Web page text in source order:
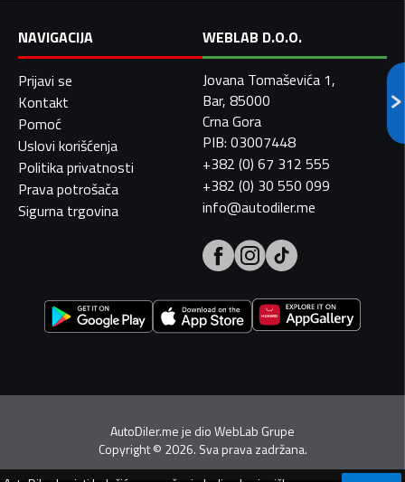
NAVIGACIJA
Prijavi se
Kontakt
Pomoć
Uslovi korišćenja
Politika privatnosti
Prava potrošača
Sigurna trgovina
WEBLAB D.O.O.
Jovana Tomaševića 1,
Bar, 85000
Crna Gora
PIB: 03007448
+382 (0) 67 312 555
+382 (0) 30 550 099
info@autodiler.me
AutoDiler.me je dioWebLab Grupe
Copyright© 2026. Sva prava zadržana.